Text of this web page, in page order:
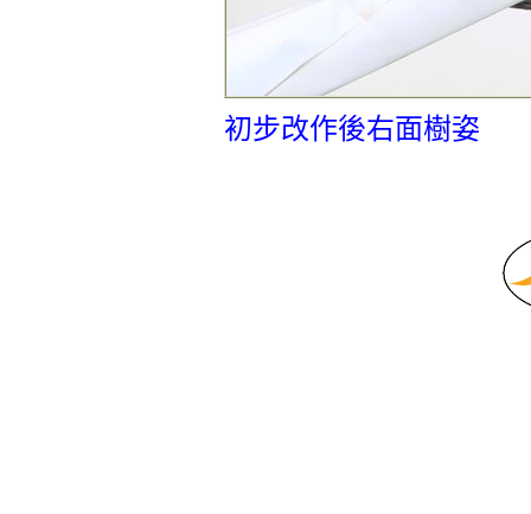
初步改作後右面樹姿